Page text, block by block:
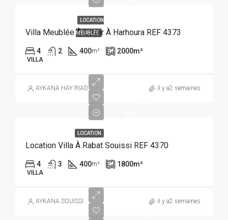
LOCATION
MEUBLÉE
Villa Meublée À Louer À Harhoura REF 4373
4 2 400m² 2000m²
VILLA
AYKANA HAY RIAD il y a2 semaines
LOCATION
Location Villa À Rabat Souissi REF 4370
4 3 400m² 1800m²
VILLA
AYKANA SOUISSI il y a2 semaines